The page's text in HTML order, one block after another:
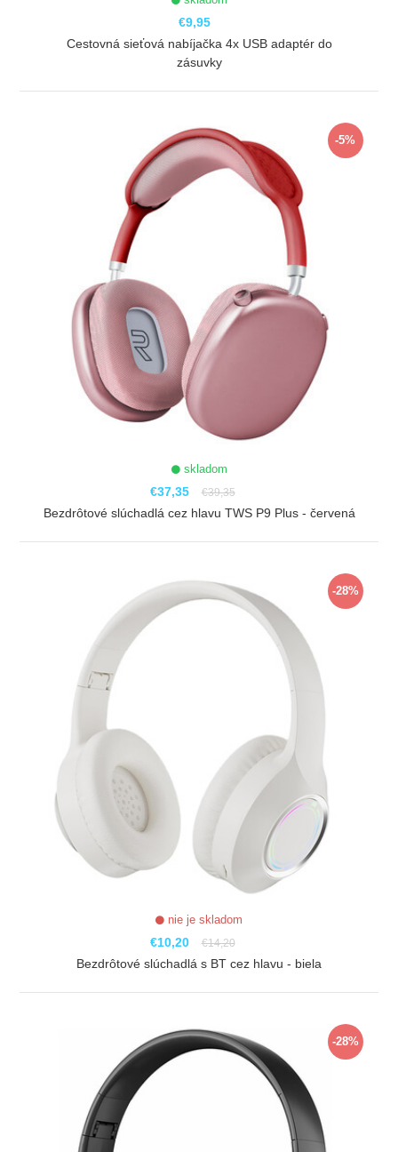
€9,95
Cestovná sieťová nabíjačka 4x USB adaptér do
zásuvky
-5%
skladom
€37,35 €39,35
Bezdrôtové slúchadlá cez hlavu TWS P9 Plus - červená
-28%
nie je skladom
€10,20 €14,20
Bezdrôtové slúchadlá s BT cez hlavu - biela
-28%